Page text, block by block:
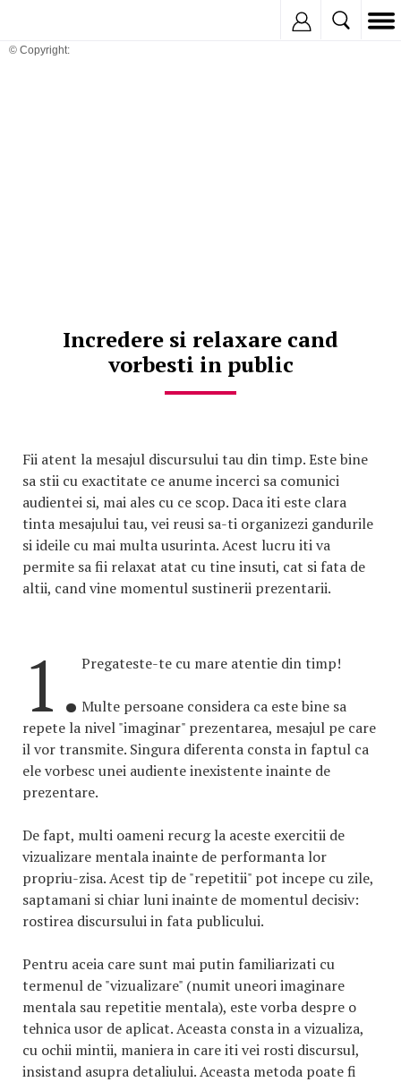
© Copyright:
Incredere si relaxare cand
vorbesti in public
Fii atent la mesajul discursului tau din timp. Este bine
sa stii cu exactitate ce anume incerci sa comunici
audientei si, mai ales cu ce scop. Daca iti este clara
tinta mesajului tau, vei reusi sa-ti organizezi gandurile
si ideile cu mai multa usurinta. Acest lucru iti va
permite sa fii relaxat atat cu tine insuti, cat si fata de
altii, cand vine momentul sustinerii prezentarii.
1. Pregateste-te cu mare atentie din timp!
Multe persoane considera ca este bine sa
repete la nivel "imaginar" prezentarea, mesajul pe care
il vor transmite. Singura diferenta consta in faptul ca
ele vorbesc unei audiente inexistente inainte de
prezentare.
De fapt, multi oameni recurg la aceste exercitii de
vizualizare mentala inainte de performanta lor
propriu-zisa. Acest tip de "repetitii" pot incepe cu zile,
saptamani si chiar luni inainte de momentul decisiv:
rostirea discursului in fata publicului.
Pentru aceia care sunt mai putin familiarizati cu
termenul de "vizualizare" (numit uneori imaginare
mentala sau repetitie mentala), este vorba despre o
tehnica usor de aplicat. Aceasta consta in a vizualiza,
cu ochii mintii, maniera in care iti vei rosti discursul,
insistand asupra detaliului. Aceasta metoda poate fi